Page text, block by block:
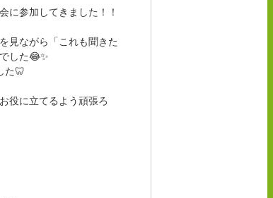
に参加してきました！！
見ながら「これも聞きた
した😂✨
た🦷
役に立てるよう頑張ろ